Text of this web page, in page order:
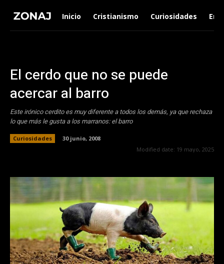
Inicio Cristianismo Curiosidades
El cerdo que no se puede
acercar al barro
Este irónico cerdito es muy diferente a todos los demás, ya que rechaza
lo que más le gusta a los marranos: el barro
Curiosidades
30 junio, 2008
Modified date: 19 mayo, 2025